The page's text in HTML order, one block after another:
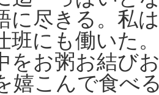
に尽きる。私
班にも働いた
をお粥お結び
嬉こんで食べ